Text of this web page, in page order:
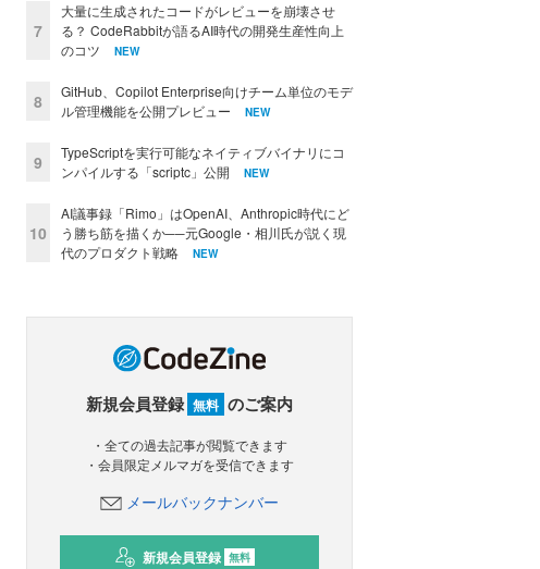
7
大量に生成されたコードがレビューを崩壊させ
る？ CodeRabbitが語るAI時代の開発生産性向上
のコツ
NEW
8
GitHub、Copilot Enterprise向けチーム単位のモデ
ル管理機能を公開プレビュー
NEW
9
TypeScriptを実行可能なネイティブバイナリにコ
ンパイルする「scriptc」公開
NEW
10
AI議事録「Rimo」はOpenAI、Anthropic時代にど
う勝ち筋を描くか──元Google・相川氏が説く現
代のプロダクト戦略
NEW
新規会員登録 無料 のご案内
・全ての過去記事が閲覧できます
・会員限定メルマガを受信できます
メールバックナンバー
新規会員登録 無料